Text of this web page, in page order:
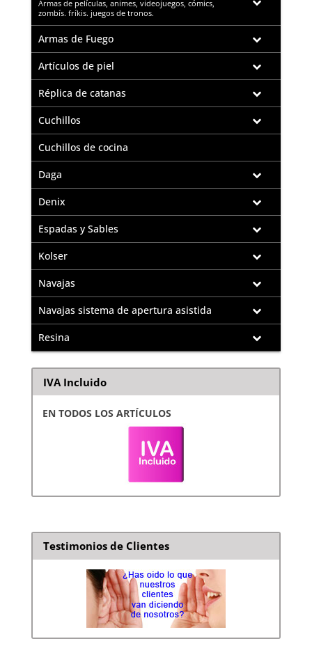
Armas de películas, animes, videojuegos, cómics,
zombís. fríkis. juegos de tronos.
Armas de Fuego
Artículos de piel
Réplica de catanas
Cuchillos
Cuchillos de cocina
Daga
Denix
Espadas y Sables
Kolser
Navajas
Navajas sistema de apertura asistida
Resina
IVA Incluido
EN TODOS LOS ARTÍCULOS
Testimonios de Clientes